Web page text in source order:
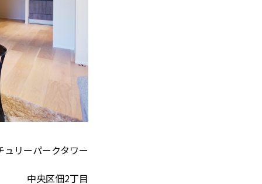
ュリーパークタワー
中央区佃2丁目